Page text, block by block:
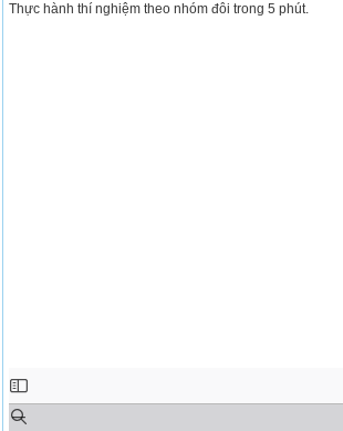
Thực hành thí nghiệm theo nhóm đôi trong 5 phút.